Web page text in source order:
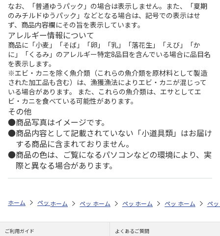
なお、「普通ゆうパック」の場合は表示しません。また、「夏期
のみチルドゆうパック」などとなる場合は、記号での表示はせ
ず、商品内容欄にその旨を表示しています。
アレルギー情報について
商品に「小麦」「そば」「卵」「乳」「落花生」「えび」「か
に」「くるみ」のアレルギー特定8品目を含んでいる場合に品目名
を表示します。
※エビ・カニを除く魚介類（これらの魚介類を原材料として製造
された加工品も含む）は、漁獲漁法によりエビ・カニが混じって
いる場合があります。 また、これらの魚介類は、エサとしてエ
ビ・カニを食べている可能性があります。
その他
商品写真はイメージです。
商品内容として記載されていない「小道具類」はお届け
する商品に含まれておりません。
商品の色は、ご覧になるパソコンなどの環境により、実
際と異なる場合があります。
ホーム ペットストア おもちゃ おもちゃ・おやつ（小動物用）
ホーム ペットストア おもちゃ おもちゃ・おやつ（
ホーム ペットストア おもちゃ お
ホーム ペットストア お
ホーム ペ
ご利用ガイド よくあるご質問